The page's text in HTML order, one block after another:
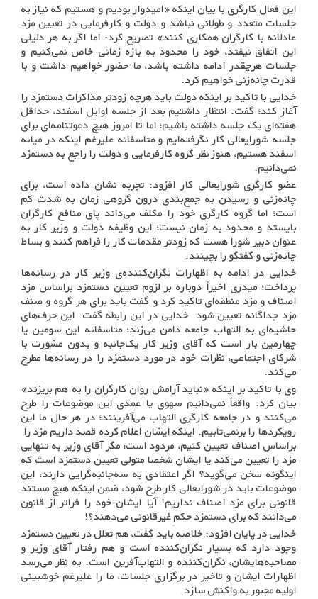
این فعال کارگری با بیان اینکه «امیدوار بودیم و هستیم که نیاز به
جلسات متعدد و طولانی نباشد و دولت و کارفرمایی در تعیین مزد
عادلانه با کارگران همکاری کنند» تصریح کرد: اما اگر به هر دلیلی
این اتفاق نیفتد، خود را محدود به بازه زمانی خاص نمی‌کنیم و
جلسات هرچقدر ادامه داشته باشد، ما حضور خواهیم داشت و با
قدرت چانه‌زنی خواهیم کرد.
خدایی با تاکید بر اینکه دولت باید هرچه زودتر مذاکرات دستمزد را
آغاز کند؛ گفت: انتظار داشتیم بعد از جلسه اوایل اسفند، حداقل
هفته‌ای یک جلسه داشته باشیم؛ اما تا امروز هیچ دعوتنامه‌ای برای
جلسه شورایعالی کار نگرفته‌ایم و متاسفانه علیرغم اینکه در میانه
اسفند هستیم، هنوز نظر گروه کارفرمایی و دولت را راجع به دستمزد
نمی‌دانیم.
عضو کارگری شورایعالی کار افزود: تجربه نشان داده است، برای
چانه‌زنی و رسیدن به جمع‌بندی درون گروهی زمان به شدت کم
است؛ اما گروه کارگری خود را مکلف می‌داند پای منافع کارگران
بایستد و محدود به زمان نیست؛ این وظیفه دولت و وزیر کار به
عنوان دبیر شورا هست که زودتر مقدمات کار را فراهم کنند و بساط
چانه‌زنی و گفتگو را بچینند.
خدایی در ادامه به اظهارات نگران‌کننده‌ی وزیر کار در رسانه‌ها
پرداخت؛ میدری اخیراً دوباره بر لزوم تعیین دستمزد براساس مزد
اصناف و مزد منطقه‌ای تاکید کرد و گفت باید برای هر گروه و صنف
مزد جداگانه تعیین شود. خدایی در این رابطه گفت: این حرف‌های
حاشیه‌ای به التهاب جامعه دامن می‌زند؛ متاسفانه این سومین یا
چهارمین بار است که آقای وزیر کار یک‌جانبه و بدون مشورت با
شرکای اجتماعی، نظرات خود در مورد دستمزد را در رسانه‌ها مطرح
می‌کند.
وی با تاکید بر اینکه «نباید آرامش روان کارگران را به هم بریزند»
بیان کرد: واقعاً نمی‌دانیم سهوی یا عمدی این موضوعات را طرح
می‌کنند و در جامعه کارگری التهاب می‌آفرینند؛ در هر حال ما این
رویکردها را برنمی‌تابیم. اینکه ایشان اعلام کرده قصد داریم مزد را
براساس اصناف تعیین کنیم، مردود است؛ مگر آقای وزیر به تنهایی
مزد را تعیین می‌کند یا ایشان شخصا متولی تعیین دستمزد است که
اینگونه سخن می‌گوید؟ اگر اعتقادی به سه‌جانبه‌گرایی دارند، این
موضوعات باید در شورایعالی کار طرح شود، ضمن اینکه هیچ مستند
قانونی برای مزد اصناف نداریم! آیا ایشان خود را فراتر از قانون
می‌دانند که برای دستمزد حکمِ غیرقانونی می‌دهند؟!
خدایی در پایان افزود: خلاصه باید گفت، هم تعلل در تعیین دستمزد
وجود دارد که بسیار نگران‌کننده است و هم رفتار آقای وزیر و
مصاحبه‌هایشان، نگران‌کننده و التهاب‌آفرین است. به نظر می‌رسد
اظهارات ایشان و تاخیر در برگزاری جلسات، ما را علیرغم خوشبینی
اولیه مجبور به واکنش سازد.